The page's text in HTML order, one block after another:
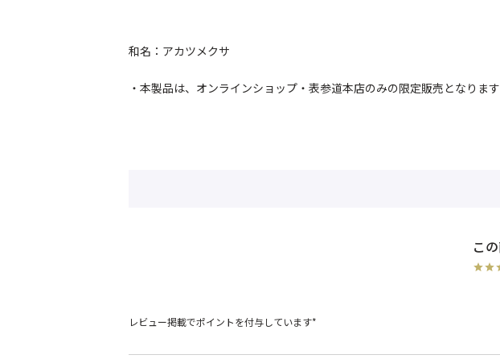
和名：アカツメクサ
・本製品は、オンラインショップ・表参道本店のみの限定販売となります
レビュー掲載でポイントを付与しています*